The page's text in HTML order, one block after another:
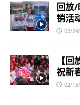
回放/
销活
02/
【
祝新
02/